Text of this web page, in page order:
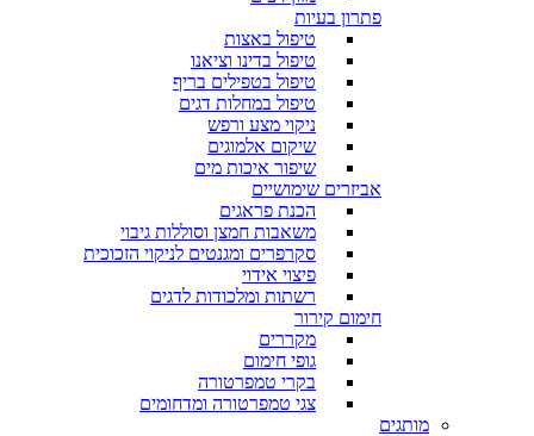
פתרון בעיות
טיפול באצות
טיפול בדינו וציאנו
טיפול בטפילים בריף
טיפול במחלות דגים
ניקוי מצע ורפש
שיקום אלמוגים
שיפור איכות מים
אביזרים שימושיים
הכנת פראגים
משאבות חמצן וסוללות גיבוי
סקרפרים ומגנטים לניקוי הזכוכית
פיצוי אידוי
רשתות ומלכודות לדגים
חימום קירור
מקררים
גופי חימום
בקרי טמפרטורה
צגי טמפרטורה ומדחומים
מותגים